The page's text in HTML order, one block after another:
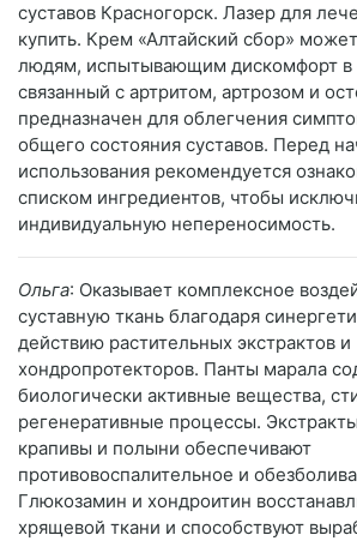
суставов Красногорск. Лазер для
купить. Крем «Алтайский сбор»
людям, испытывающим дискомфорт в
связанный с артритом, артрозом и
предназначен для облегчения
общего состояния суставов. Перед
использования рекомендуется
списком ингредиентов, чтобы
индивидуальную непереносимость.
Ольга: Оказывает комплексное
суставную ткань благодаря
действию растительных экстрактов и
хондропротекторов. Панты марала
биологически активные вещества,
регенеративные процессы.
крапивы и полыни обеспечивают
противовоспалительное и
Глюкозамин и хондроитин
хрящевой ткани и способствуют